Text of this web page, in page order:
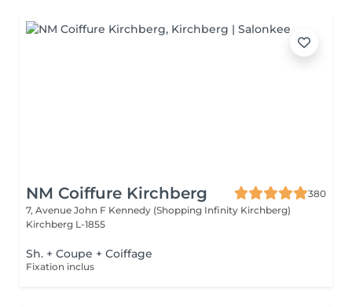
NM Coiffure Kirchberg
380
7, Avenue John F Kennedy (Shopping Infinity Kirchberg)
Kirchberg L-1855
Sh. + Coupe + Coiffage
Fixation inclus